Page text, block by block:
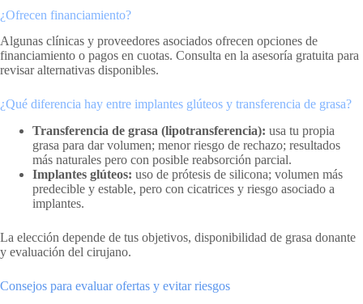
¿Ofrecen financiamiento?
Algunas clínicas y proveedores asociados ofrecen opciones de
financiamiento o pagos en cuotas. Consulta en la asesoría gratuita para
revisar alternativas disponibles.
¿Qué diferencia hay entre implantes glúteos y transferencia de grasa?
Transferencia de grasa (lipotransferencia): usa tu propia
grasa para dar volumen; menor riesgo de rechazo; resultados
más naturales pero con posible reabsorción parcial.
Implantes glúteos: uso de prótesis de silicona; volumen más
predecible y estable, pero con cicatrices y riesgo asociado a
implantes.
La elección depende de tus objetivos, disponibilidad de grasa donante
y evaluación del cirujano.
Consejos para evaluar ofertas y evitar riesgos